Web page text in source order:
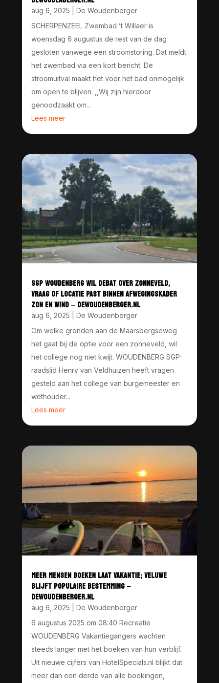
aug 6, 2025
De Woudenberger
SCHERPENZEEL Zwembad ’t Willaer is
woensdag 6 augustus de rest van de dag
gesloten vanwege een stroomstoring. Dat meldt
het zwembad via een kort bericht. De
stroomuitval maakt het voor het bad onmogelijk
om open te blijven. ,,Wij zijn hierdoor
genoodzaakt om...
Lees meer
SGP WOUDENBERG WIL DEBAT OVER ZONNEVELD,
VRAAG OF LOCATIE PAST BINNEN AFWEGINGSKADER
ZON EN WIND – DEWOUDENBERGER.NL
aug 6, 2025
De Woudenberger
Om welke gronden aan de Maarsbergseweg
het gaat bij de optie voor een zonneveld, wil
het college nog niet kwijt. WOUDENBERG SGP-
raadslid Henry van Veldhuizen heeft vragen
gesteld aan het college van burgemeester en
wethouder...
Lees meer
MEER MENSEN BOEKEN LAAT VAKANTIE; VELUWE
BLIJFT POPULAIRE BESTEMMING –
DEWOUDENBERGER.NL
aug 6, 2025
De Woudenberger
6 augustus 2025 om 08:40 Recreatie
WOUDENBERG Vakantiegangers wachten
steeds langer met het boeken van hun verblijf.
Uit nieuwe cijfers van HotelSpecials.nl blijkt dat
meer dan een derde van alle boekingen,